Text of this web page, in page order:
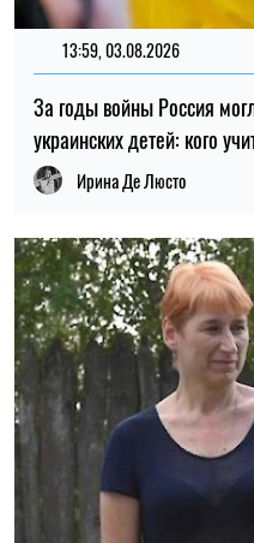
13:59, 03.08.2026
За годы войны Россия
украинских детей: кого
Ирина Де Люсто